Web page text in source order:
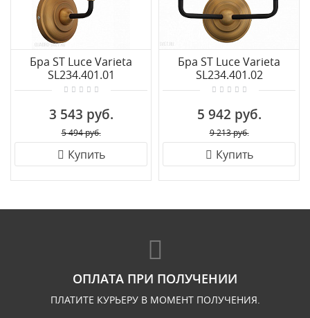
Бра ST Luce Varieta
SL234.401.01
3 543 руб.
5 494 руб.
Купить
Бра ST Luce Varieta
SL234.401.02
5 942 руб.
9 213 руб.
Купить
ОПЛАТА ПРИ ПОЛУЧЕНИИ
ПЛАТИТЕ КУРЬЕРУ В МОМЕНТ ПОЛУЧЕНИЯ.